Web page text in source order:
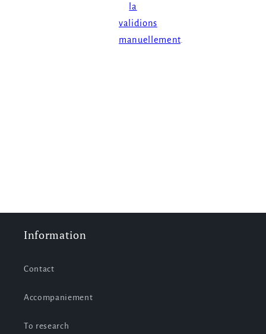
la
validions
manuellement.
Information
Contact
Accompaniement
To research